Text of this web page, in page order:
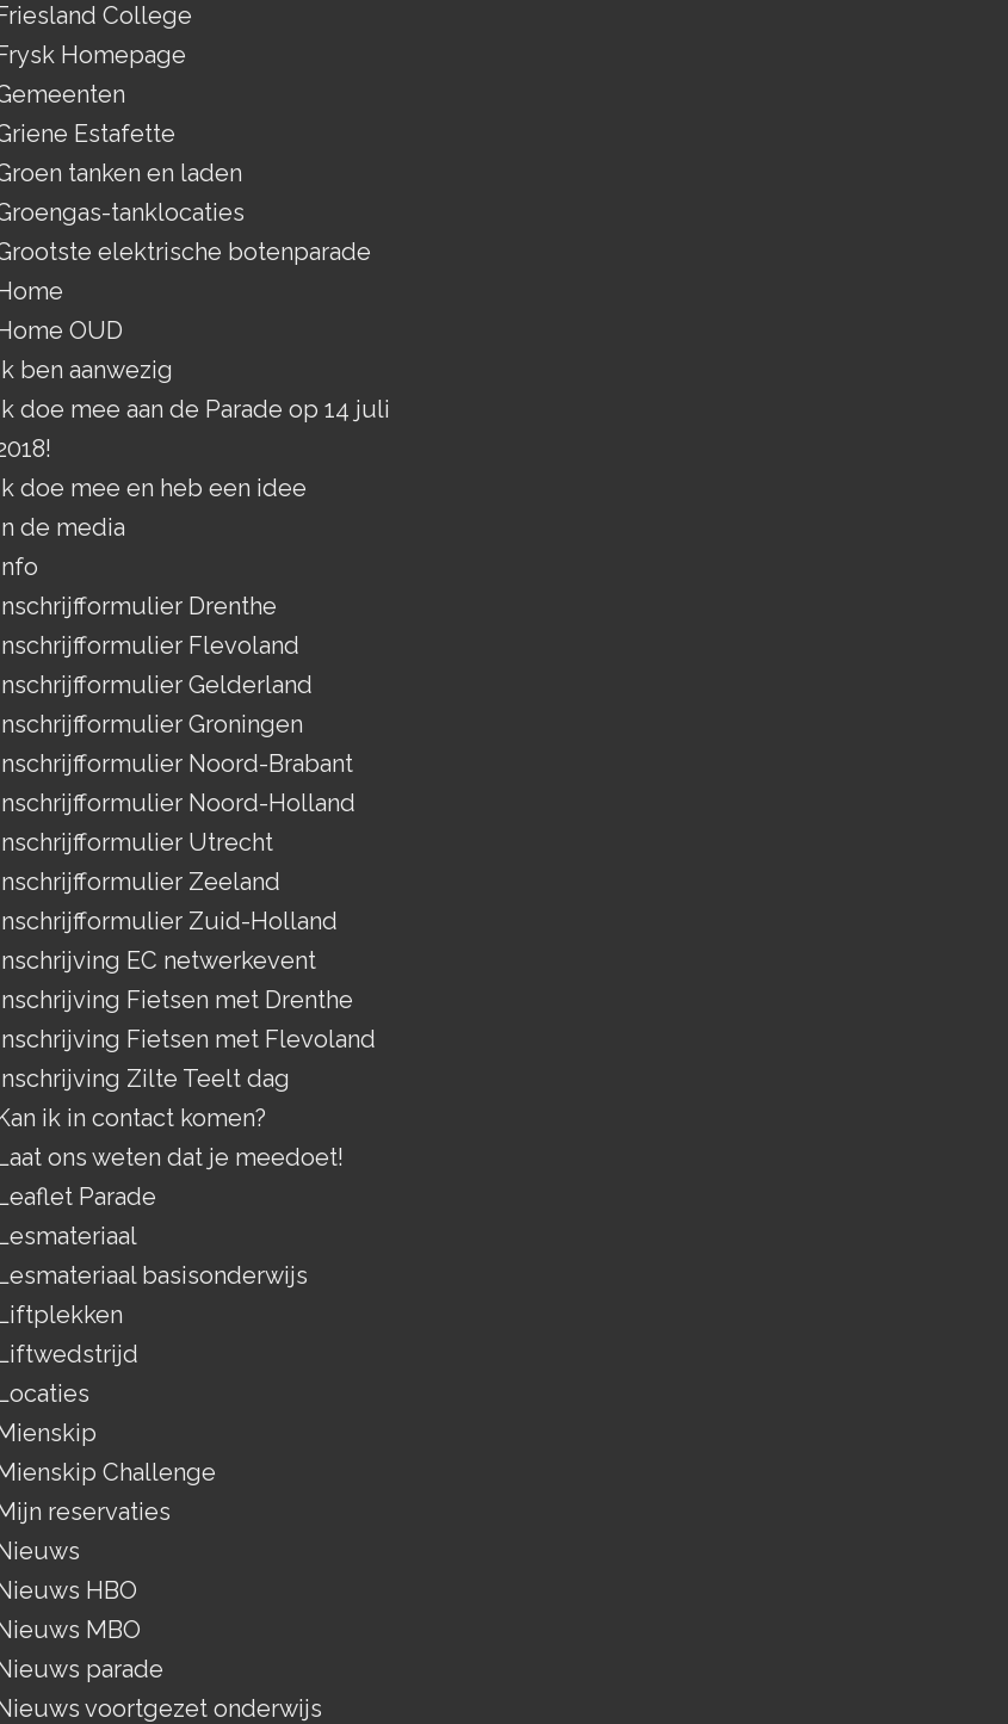
College
Homepage
Estafette
tanken en laden
tanklocaties
elektrische botenparade
OUD
ben aanwezig
doe mee aan de Parade op 14 juli
doe mee en heb een idee
de media
Drenthe
Flevoland
Gelderland
Groningen
Noord-Brabant
Noord-Holland
Utrecht
Zeeland
Zuid-Holland
EC netwerkevent
Fietsen met Drenthe
Fietsen met Flevoland
Zilte Teelt dag
ik in contact komen?
ons weten dat je meedoet!
Parade
basisonderwijs
Challenge
reservaties
HBO
MBO
parade
voortgezet onderwijs